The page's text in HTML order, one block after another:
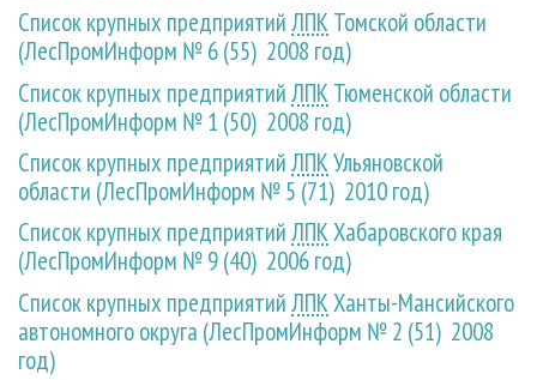
Список крупных предприятийЛПКТомской области
(ЛесПромИнформ № 6 (55) 2008 год)
Список крупных предприятийЛПКТюменской области
(ЛесПромИнформ № 1 (50) 2008 год)
Список крупных предприятийЛПКУльяновской
области (ЛесПромИнформ № 5 (71) 2010 год)
Список крупных предприятийЛПКХабаровского края
(ЛесПромИнформ № 9 (40) 2006 год)
Список крупных предприятийЛПКХанты-Мансийского
автономного округа (ЛесПромИнформ № 2 (51) 2008
год)